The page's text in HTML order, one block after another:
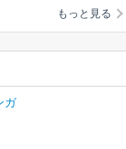
もっと見る
ガ